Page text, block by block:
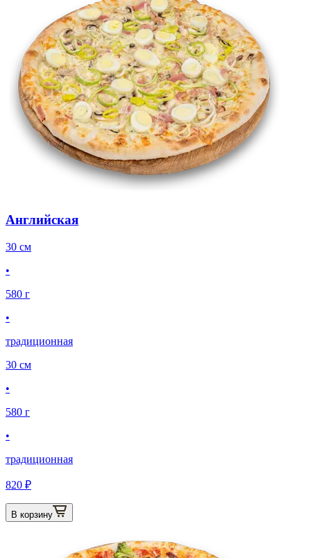
Английская
30 см
•
580 г
•
традиционная
30 см
•
580 г
•
традиционная
820 ₽
В корзину